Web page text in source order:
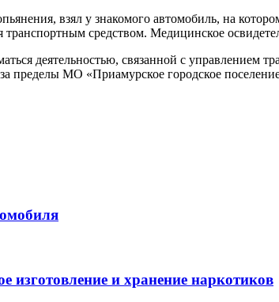
взял у знакомого автомобиль, на
средством. Медицинское
деятельностью, связанной с управлением
за пределы МО «Приамурское городское
изготовление и хранение наркотиков